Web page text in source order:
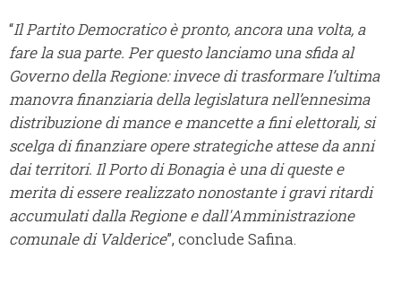
“Il Partito Democratico è pronto, ancora una volta, a
fare la sua parte. Per questo lanciamo una sfida al
Governo della Regione: invece di trasformare l’ultima
manovra finanziaria della legislatura nell’ennesima
distribuzione di mance e mancette a fini elettorali, si
scelga di finanziare opere strategiche attese da anni
dai territori. Il Porto di Bonagia è una di queste e
merita di essere realizzato nonostante i gravi ritardi
accumulati dalla Regione e dall'Amministrazione
comunale di Valderice”, conclude Safina.